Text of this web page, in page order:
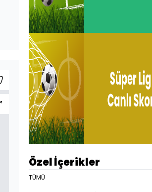
Özel İçerikler
TÜMÜ